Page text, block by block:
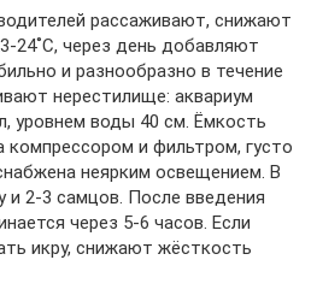
рассаживают, снижают
24˚С, через день добавляют
и разнообразно в течение
нерестилище: аквариум
уровнем воды 40 см. Ёмкость
и фильтром, густо
неярким освещением. В
и 2-3 самцов. После введения
через 5-6 часов. Если
икру, снижают жёсткость